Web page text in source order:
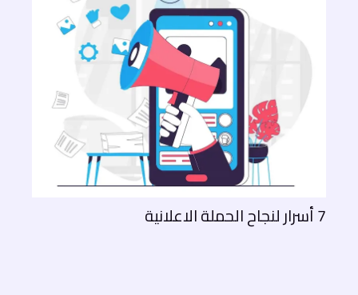
7 أسرار لنجاح الحملة الاعلانية